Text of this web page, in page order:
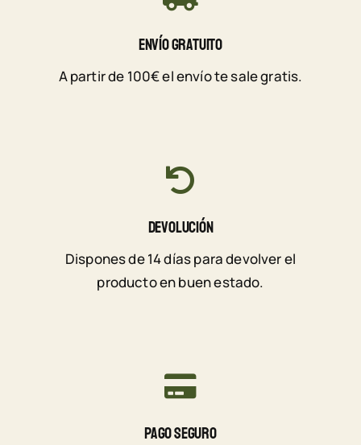
Envío Gratuito
A partir de 100€ el envío te sale gratis.
Devolución
Dispones de 14 días para devolver el
producto en buen estado.
Pago Seguro